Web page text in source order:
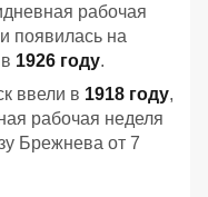
рабочая
появилась на
1926 году.
ввели в 1918 году,
рабочая неделя
Брежнева от 7